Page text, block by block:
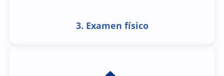
3. Examen físico